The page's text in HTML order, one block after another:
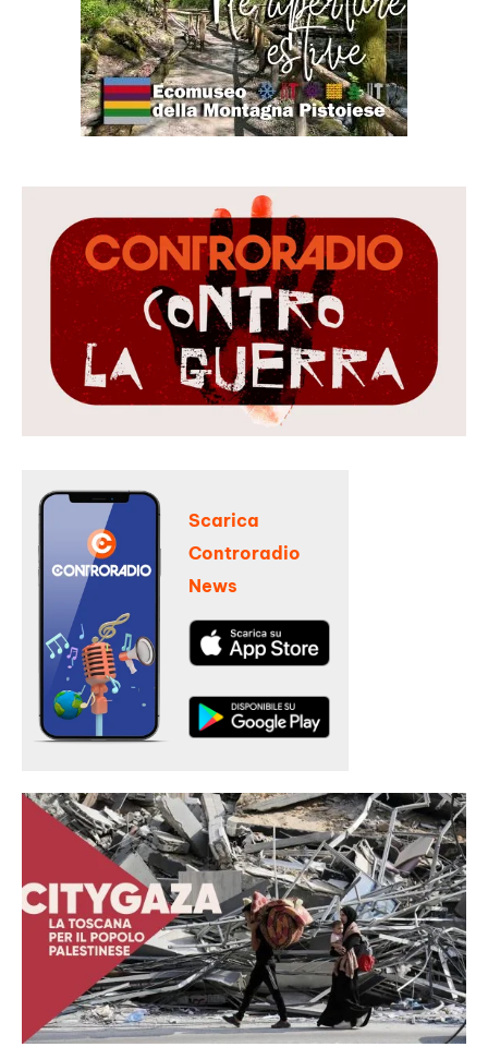
Scarica
Controradio
News